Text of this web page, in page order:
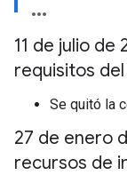
11 de julio de
requisitos
Se quitó la
27 de enero
recursos de